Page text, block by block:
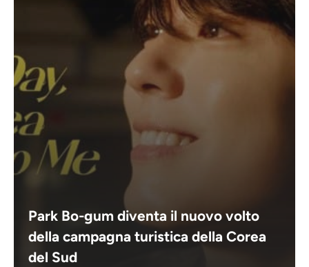
Park Bo-gum diventa il nuovo volto
della campagna turistica della Corea
del Sud